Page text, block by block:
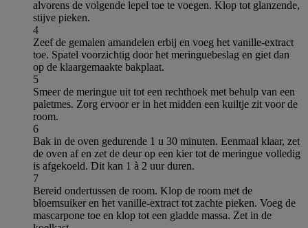
alvorens de volgende lepel toe te voegen. Klop tot glanzende,
stijve pieken.
4
Zeef de gemalen amandelen erbij en voeg het vanille-extract
toe. Spatel voorzichtig door het meringuebeslag en giet dan
op de klaargemaakte bakplaat.
5
Smeer de meringue uit tot een rechthoek met behulp van een
paletmes. Zorg ervoor er in het midden een kuiltje zit voor de
room.
6
Bak in de oven gedurende 1 u 30 minuten. Eenmaal klaar, zet
de oven af en zet de deur op een kier tot de meringue volledig
is afgekoeld. Dit kan 1 à 2 uur duren.
7
Bereid ondertussen de room. Klop de room met de
bloemsuiker en het vanille-extract tot zachte pieken. Voeg de
mascarpone toe en klop tot een gladde massa. Zet in de